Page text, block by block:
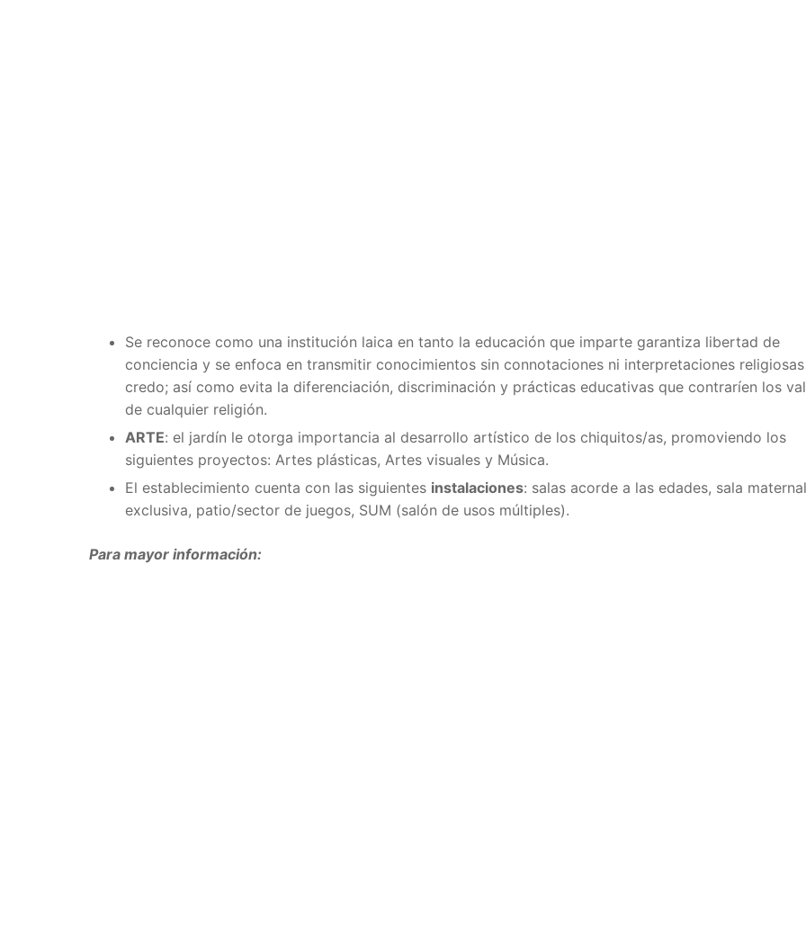
Se reconoce como una institución laica en tanto la educación que imparte garantiza libertad de
conciencia y se enfoca en transmitir conocimientos sin connotaciones ni interpretaciones
credo; así como evita la diferenciación, discriminación y prácticas educativas que contraríen los
de cualquier religión.
ARTE: el jardín le otorga importancia al desarrollo artístico de los chiquitos/as, promoviendo los
siguientes proyectos: Artes plásticas, Artes visuales y Música.
El establecimiento cuenta con las siguientes instalaciones: salas acorde a las edades, sala maternal
exclusiva, patio/sector de juegos, SUM (salón de usos múltiples).
Para mayor información: